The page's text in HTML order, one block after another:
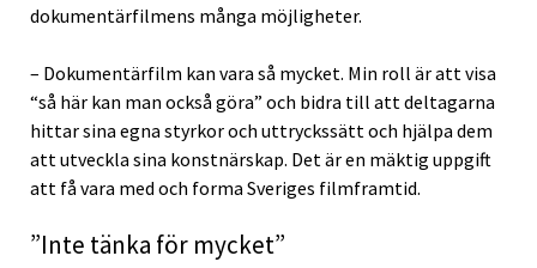
dokumentärfilmens många möjligheter.
– Dokumentärfilm kan vara så mycket. Min roll är att visa
“så här kan man också göra” och bidra till att deltagarna
hittar sina egna styrkor och uttryckssätt och hjälpa dem
att utveckla sina konstnärskap. Det är en mäktig uppgift
att få vara med och forma Sveriges filmframtid.
”Inte tänka för mycket”